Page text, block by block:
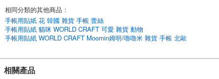
*年度活動 - 推薦產品
*2025年日曆 2025年日記
*2025年新預訂新圖案遮蔽膠帶] *[2025年新預訂新圖案遮蔽膠帶
*G.W.黃金周][G.W.黃金周
相同分類的其他商品 :
手帳用貼紙 花 韓國 雜貨 手帳 蕾絲
手帳用貼紙 貓咪 WORLD CRAFT 可愛 雜貨 動物
手帳用貼紙 WORLD CRAFT Moomin姆明/嚕嚕米 雜貨 手帳 北歐
相關產品